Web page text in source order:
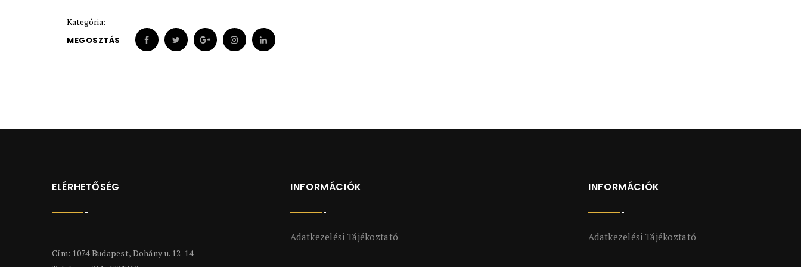
Kategória:
MEGOSZTÁS
ELÉRHETŐSÉG
Cím: 1074 Budapest, Dohány u. 12-14.
INFORMÁCIÓK
Adatkezelési Tájékoztató
INFORMÁCIÓK
Adatkezelési Tájékoztató